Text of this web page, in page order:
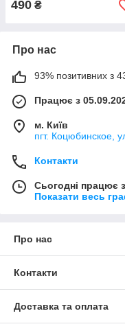
490 ₴
Про нас
93% позитивних з 43
Працює з
м. Київ
пгт. Коцюбинское,
Контакти
Сьогодні працює
Показати весь
Про нас
Контакти
Доставка та оплата